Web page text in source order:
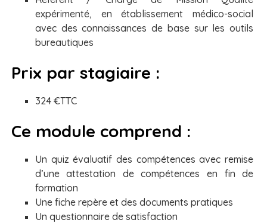
expérimenté, en établissement médico-social
avec des connaissances de base sur les outils
bureautiques
Prix par stagiaire :
324 €TTC
Ce module comprend :
Un quiz évaluatif des compétences avec remise
d’une attestation de compétences en fin de
formation
Une fiche repère et des documents pratiques
Un questionnaire de satisfaction